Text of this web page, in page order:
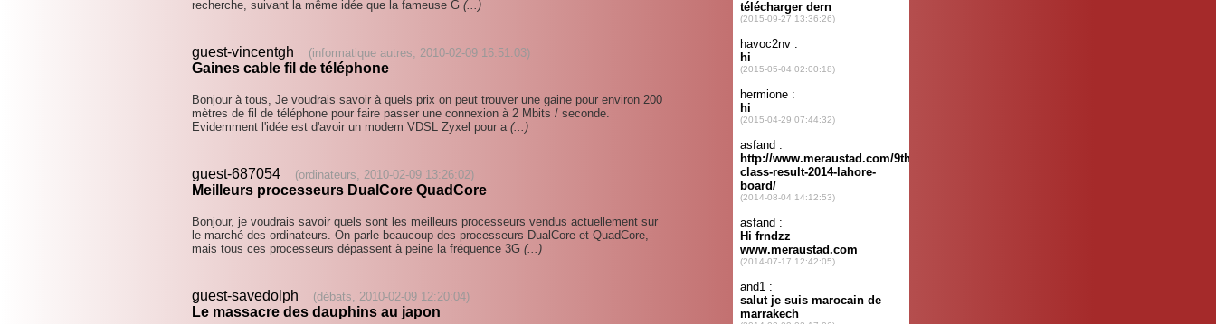
recherche, suivant la même idée que la fameuse G (...)
guest-vincentgh (informatique autres, 2010-02-09 16:51:03)
Gaines cable fil de téléphone
Bonjour à tous, Je voudrais savoir à quels prix on peut trouver une gaine pour environ 200
mètres de fil de téléphone pour faire passer une connexion à 2 Mbits / seconde.
Evidemment l'idée est d'avoir un modem VDSL Zyxel pour a (...)
guest-687054 (ordinateurs, 2010-02-09 13:26:02)
Meilleurs processeurs DualCore QuadCore
Bonjour, je voudrais savoir quels sont les meilleurs processeurs vendus actuellement sur
le marché des ordinateurs. On parle beaucoup des processeurs DualCore et QuadCore,
mais tous ces processeurs dépassent à peine la fréquence 3G (...)
guest-savedolph (débats, 2010-02-09 12:20:04)
Le massacre des dauphins au japon